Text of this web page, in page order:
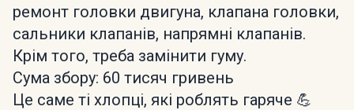
ремонт головки двигуна, клапана головки,
сальники клапанів, напрямні клапанів.
Крім того, треба замінити гуму.
Сума збору: 60 тисяч гривень
Це саме ті хлопці, які роблять гаряче 💪